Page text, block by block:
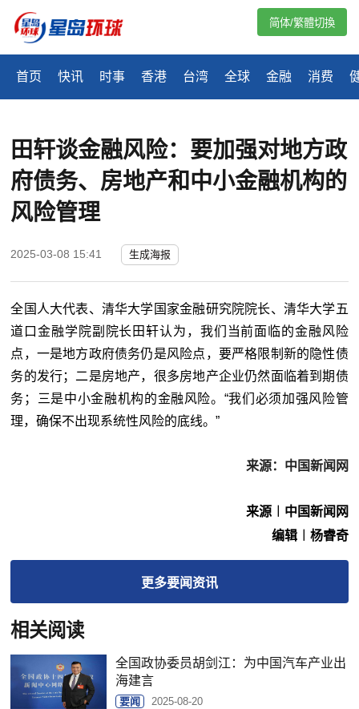
首页 快讯 时事 香港 台湾 全球 金融 消费
简体/繁體切換
田轩谈金融风险：要加强对地方政
府债务、房地产和中小金融机构的
风险管理
2025-03-08 15:41 生成海报
全国人大代表、清华大学国家金融研究院院长、清华大学五
道口金融学院副院长田轩认为，我们当前面临的金融风险
点，一是地方政府债务仍是风险点，要严格限制新的隐性债
务的发行；二是房地产，很多房地产企业仍然面临着到期债
务；三是中小金融机构的金融风险。“我们必须加强风险管
理，确保不出现系统性风险的底线。”
来源：中国新闻网
来源︱中国新闻网
编辑︱杨睿奇
更多要闻资讯
相关阅读
全国政协委员胡剑江：为中国汽车产业出
海建言
要闻 2025-08-20